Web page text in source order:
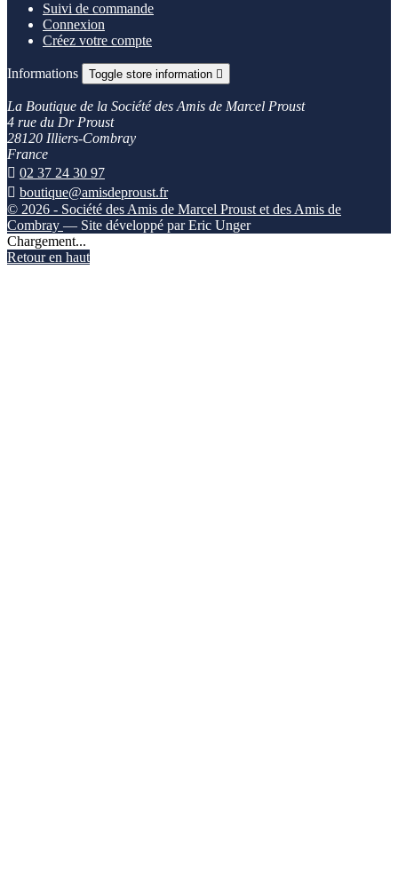
Suivi de commande
Connexion
Créez votre compte
Informations Toggle store information 
La Boutique de la Société des Amis de Marcel Proust
4 rue du Dr Proust
28120 Illiers-Combray
France
 02 37 24 30 97
 boutique@amisdeproust.fr
© 2026 - Société des Amis de Marcel Proust et des Amis de
Combray — Site développé par Eric Unger
Chargement...
Retour en haut